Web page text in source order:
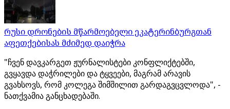
რუსი დრონების მწარმოებელი ეკატერინბურგთან
აფეთქებისას მძიმედ დაიჭრა
"ჩვენ დავკარგეთ ჟურნალისტები კონფლიქტებში,
გვყავდა დაჭრილები და ტყვეები, მაგრამ არავის
გვახსოვს, რომ კოლეგა შიმშილით გარდაგვცვლოდა", -
ნათქვამია განცხადებაში.